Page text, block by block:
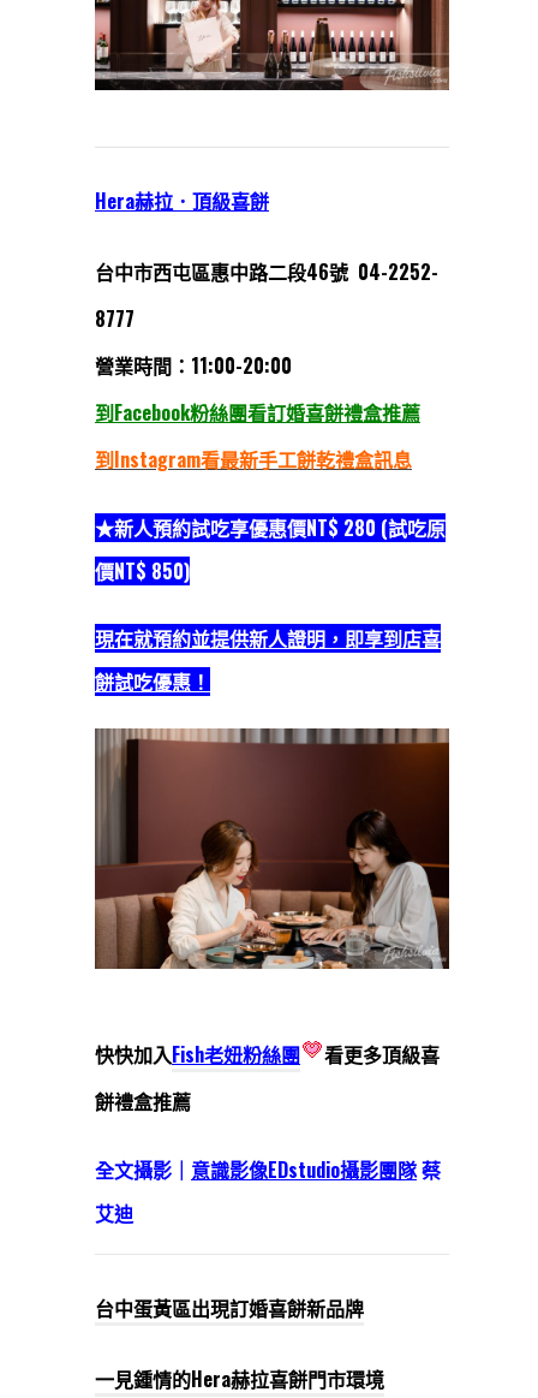
Hera赫拉．頂級喜餅
台中市西屯區惠中路二段46號 04-2252-
8777
營業時間：11:00-20:00
到Facebook粉絲團看訂婚喜餅禮盒推薦
到Instagram看最新手工餅乾禮盒訊息
★新人預約試吃享優惠價NT$ 280 (試吃原
價NT$ 850)
現在就預約並提供新人證明，即享到店喜
餅試吃優惠！
快快加入Fish老妞粉絲團
看更多頂級喜
餅禮盒推薦
全文攝影｜ 意識影像EDstudio攝影團隊蔡
艾迪
台中蛋黃區出現訂婚喜餅新品牌
一見鍾情的Hera赫拉喜餅門市環境